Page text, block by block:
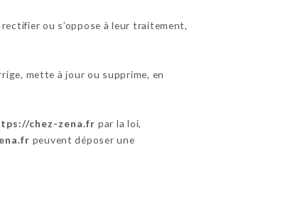
ou s’oppose à leur traitement,
mette à jour ou supprime, en
chez-zena.fr par la loi,
peuvent déposer une